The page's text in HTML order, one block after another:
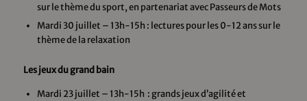
sur le thème du sport, en partenariat avec Passeurs de Mots
Mardi 30 juillet – 13h-15h : lectures pour les 0-12 ans sur le
thème de la relaxation
Les jeux du grand bain
Mardi 23 juillet – 13h-15h : grands jeux d’agilité et